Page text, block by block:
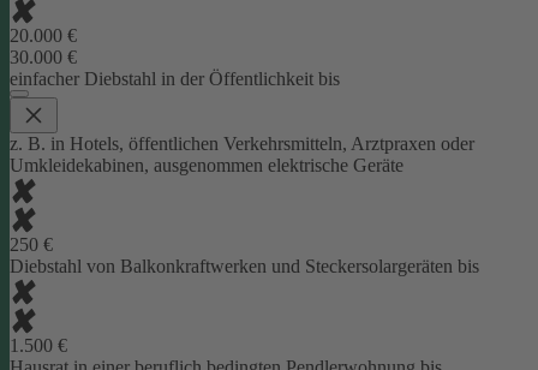
20.000 €
30.000 €
einfacher Diebstahl in der Öffentlichkeit bis
z. B. in Hotels, öffentlichen Verkehrsmitteln, Arztpraxen oder
Umkleidekabinen, ausgenommen elektrische Geräte
250 €
Diebstahl von Balkonkraftwerken und Steckersolargeräten bis
1.500 €